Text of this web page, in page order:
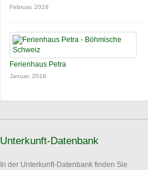
Februar, 2016
Ferienhaus Petra
Januar, 2016
Unterkunft-Datenbank
In der Unterkunft-Datenbank finden Sie